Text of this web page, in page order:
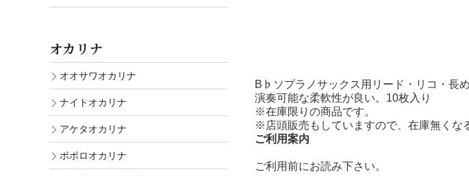
B♭ソプラノサックス用リード・リコ・長
演奏可能な柔軟性が良い。10枚入り
※在庫限りの商品です。
※店頭販売もしていますので、在庫無くな
ご利用案内
ご利用前にお読み下さい。
オカリナ
オオサワオカリナ
ナイトオカリナ
アケタオカリナ
ポポロオカリナ